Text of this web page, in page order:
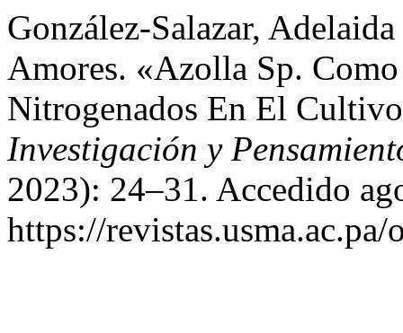
González-Salazar,
Amores. «Azolla Sp.
Nitrogenados En El
Investigación y
2023): 24–31. Accedido
https://